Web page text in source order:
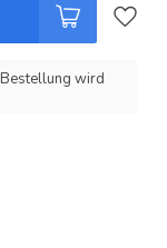
wird